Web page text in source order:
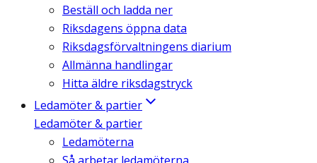
Beställ och ladda ner
Riksdagens öppna data
Riksdagsförvaltningens diarium
Allmänna handlingar
Hitta äldre riksdagstryck
Ledamöter & partier
Ledamöter & partier
Ledamöterna